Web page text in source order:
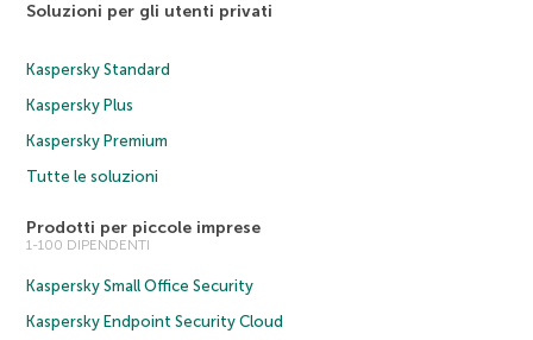
Soluzioni per gli utenti privati
Kaspersky Standard
Kaspersky Plus
Kaspersky Premium
Tutte le soluzioni
Prodotti per piccole imprese
1-100 DIPENDENTI
Kaspersky Small Office Security
Kaspersky Endpoint Security Cloud